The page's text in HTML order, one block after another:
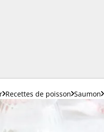
Recettes de poisson Saumon